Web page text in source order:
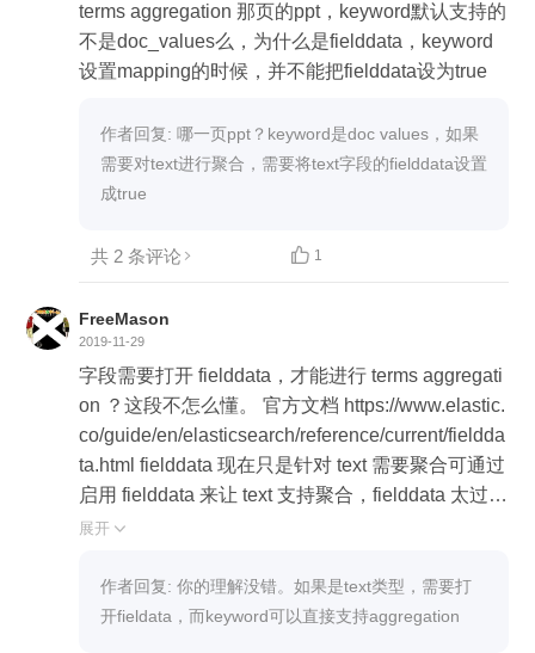
terms aggregation 那页的ppt，keyword默认支持的
不是doc_values么，为什么是fielddata，keyword
设置mapping的时候，并不能把fielddata设为true
作者回复: 哪一页ppt？keyword是doc values，如果
需要对text进行聚合，需要将text字段的fielddata设置
成true
共 2 条评论  1
FreeMason
2019-11-29
字段需要打开 fielddata，才能进行 terms aggregati
on ？这段不怎么懂。 官方文档 https://www.elastic.
co/guide/en/elasticsearch/reference/current/fieldda
ta.html fielddata 现在只是针对 text 需要聚合可通过
启用 fielddata 来让 text 支持聚合，fielddata 太过昂
贵，通常也得不到想要的结果，官方并不建议这样
结果，keyword 是 doc_values ，跟 fielddata 好像
没关系。
展开 
作者回复: 你的理解没错。如果是text类型，需要打
开fieldata，而keyword可以直接支持aggregation